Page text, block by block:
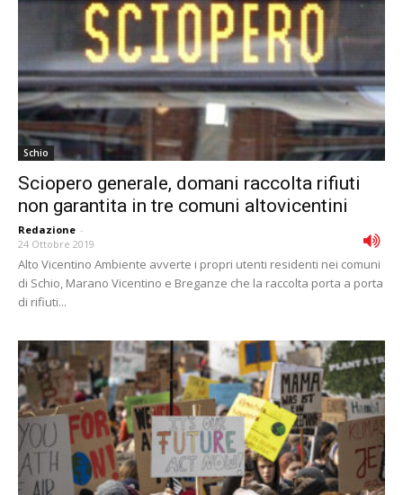
Schio
Sciopero generale, domani raccolta rifiuti
non garantita in tre comuni altovicentini
Redazione -
24 Ottobre 2019
Alto Vicentino Ambiente avverte i propri utenti residenti nei comuni
di Schio, Marano Vicentino e Breganze che la raccolta porta a porta
di rifiuti...